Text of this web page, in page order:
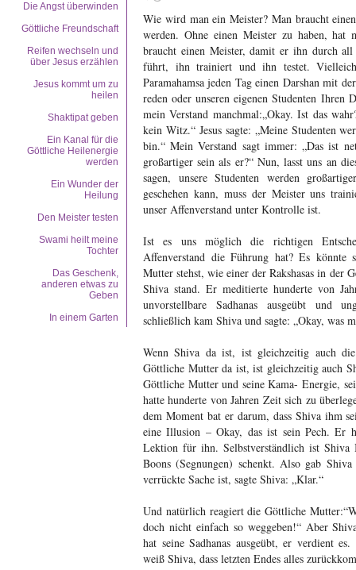
Wie wird man ein Meister? Man braucht
werden. Ohne einen Meister zu haben, hat
braucht einen Meister, damit er ihn durch
führt, ihn trainiert und ihn testet.
Paramahamsa jeden Tag einen Darshan mit
reden oder unseren eigenen Studenten Ihren
mein Verstand manchmal:„Okay. Ist das
kein Witz.“ Jesus sagte: „Meine Studenten
bin.“ Mein Verstand sagt immer: „Das ist
großartiger sein als er?“ Nun, lasst uns an
sagen, unsere Studenten werden
geschehen kann, muss der Meister uns
unser Affenverstand unter Kontrolle ist.
Ist es uns möglich die richtigen
Affenverstand die Führung hat? Es
Mutter stehst, wie einer der Rakshasas in der
Shiva stand. Er meditierte hunderte von
unvorstellbare Sadhanas ausgeübt und
schließlich kam Shiva und sagte: „Okay, was
Wenn Shiva da ist, ist gleichzeitig auch
Göttliche Mutter da ist, ist gleichzeitig auch
Göttliche Mutter und seine Kama- Energie,
hatte hunderte von Jahren Zeit sich zu
dem Moment bat er darum, dass Shiva ihm
eine Illusion – Okay, das ist sein Pech. Er
Lektion für ihn. Selbstverständlich ist Shiva
Boons (Segnungen) schenkt. Also gab
verrückte Sache ist, sagte Shiva: „Klar.“
Und natürlich reagiert die Göttliche
doch nicht einfach so weggeben!“ Aber
hat seine Sadhanas ausgeübt, er verdient
weiß Shiva, dass letzten Endes alles
Die Angst überwinden
Göttliche Freundschaft
Reifen wechseln und
über Jesus erzählen
Jesus kommt um zu
heilen
Shaktipat geben
Ein Kanal für die
Göttliche Heilenergie
werden
Ein Wunder der
Heilung
Den Meister testen
Swami heilt meine
Tochter
Das Geschenk,
anderen etwas zu
Geben
In einem Garten